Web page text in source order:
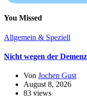
You Missed
Allgemein & Speziell
Nicht wegen der
Von Jochen Gust
August 8, 2026
83 views